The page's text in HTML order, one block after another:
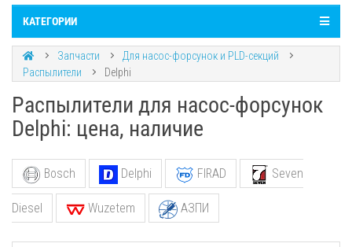
КАТЕГОРИИ
Запчасти
Для насос-форсунок и PLD-секций
Распылители
Delphi
Распылители для насос-форсунок
Delphi: цена, наличие
Bosch Delphi FIRAD Seven
Diesel Wuzetem АЗПИ